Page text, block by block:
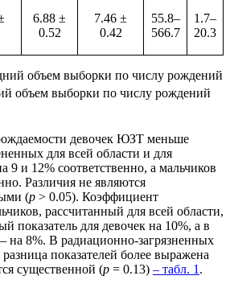
6.88 ±
0.52
7.46 ±
0.42
55.8–
566.7
1.7–
20.3
объем выборки по числу рождений
объем выборки по числу рождений
девочек ЮЗТ меньше
для всей области и для
9 и 12% соответственно, а мальчиков
Различия не являются
(р > 0.05). Коэффициент
рассчитанный для всей области,
показатель для девочек на 10%, а в
на 8%. В радиационно-загрязненных
показателей более выражена
существенной (р = 0.13) – табл. 1 .